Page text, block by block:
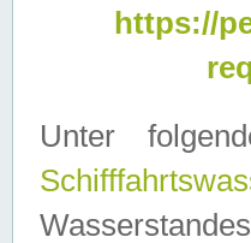
https://
Unter